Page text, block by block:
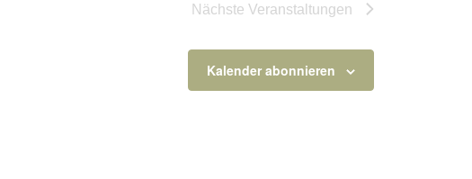
Nächste Veranstaltungen
Kalender abonnieren